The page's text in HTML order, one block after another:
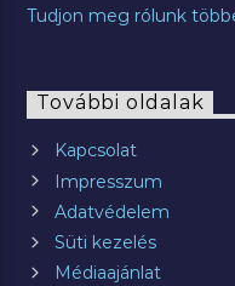
Tudjon meg rólunk
További oldalak
Kapcsolat
Impresszum
Adatvédelem
Süti kezelés
Médiaajánlat